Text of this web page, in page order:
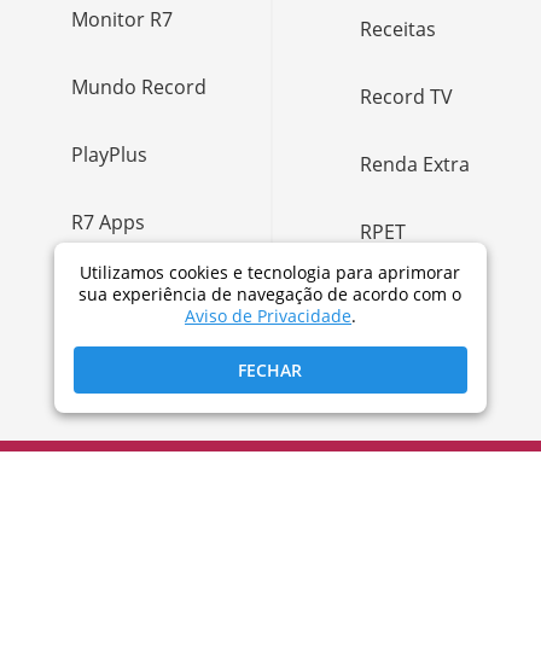
Monitor R7
Mundo Record
PlayPlus
R7 Apps
R7 Cupons
R7 Entrevista
Receitas
Record TV
Renda Extra
RPET
Virtz
Utilizamos cookies e tecnologia para aprimorar
sua experiência de navegação de acordo com o
Aviso de Privacidade.
FECHAR